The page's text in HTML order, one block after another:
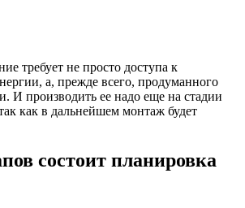
требует не просто доступа к
а, прежде всего, продуманного
И производить ее надо еще на стадии
как в дальнейшем монтаж будет
состоит планировка